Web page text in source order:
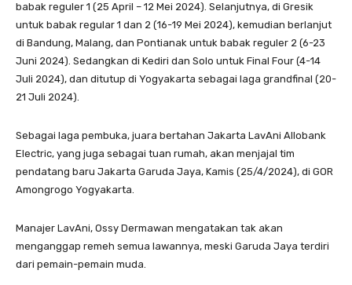
babak reguler 1 (25 April – 12 Mei 2024). Selanjutnya, di Gresik
untuk babak regular 1 dan 2 (16-19 Mei 2024), kemudian berlanjut
di Bandung, Malang, dan Pontianak untuk babak reguler 2 (6-23
Juni 2024). Sedangkan di Kediri dan Solo untuk Final Four (4-14
Juli 2024), dan ditutup di Yogyakarta sebagai laga grandfinal (20-
21 Juli 2024).
Sebagai laga pembuka, juara bertahan Jakarta LavAni Allobank
Electric, yang juga sebagai tuan rumah, akan menjajal tim
pendatang baru Jakarta Garuda Jaya, Kamis (25/4/2024), di GOR
Amongrogo Yogyakarta.
Manajer LavAni, Ossy Dermawan mengatakan tak akan
menganggap remeh semua lawannya, meski Garuda Jaya terdiri
dari pemain-pemain muda.